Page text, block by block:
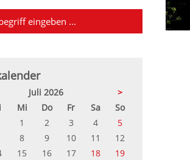
Juli 2026
>
enstag
Mittwoch
Donnerstag
FreitagSamstag
Sonntag
1
2 3 4
5
8 9 10 11
12
15 16 17 18
19